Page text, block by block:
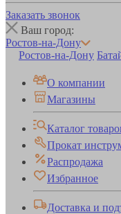
Заказать звонок
Ваш город:
Ростов-на-Дону
Ростов-на-Дону
О компании
Магазины
Каталог
Прокат
Распродажа
Избранное
Доставка и